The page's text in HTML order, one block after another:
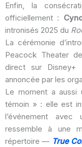
Enfin, la
officiellement :
intronisés 2025 du
La cérémonie
Peacock Theater
direct sur Disney+
annoncée par les
Le moment a aussi
témoin » : elle est
l’événement
ressemble à une
répertoire — True